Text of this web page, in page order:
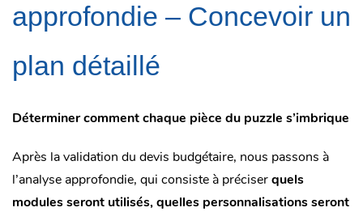
approfondie – Concevoir un
plan détaillé
Déterminer comment chaque pièce du puzzle s’imbrique
Après la validation du devis budgétaire, nous passons à
l’analyse approfondie, qui consiste à préciserquels
modules seront utilisés, quelles personnalisations seront